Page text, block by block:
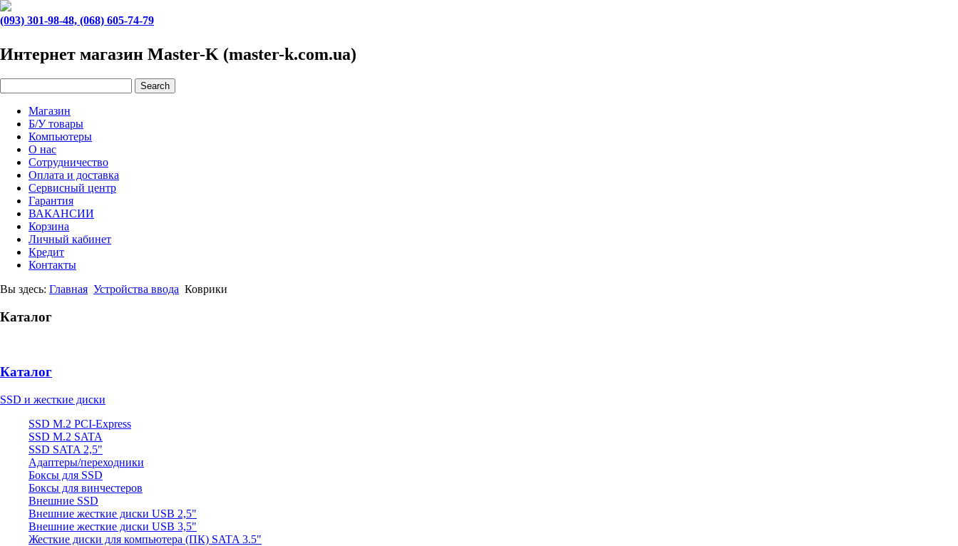
(093) 301-98-48, (068) 605-74-79
Интернет магазин Master-K (master-k.com.ua)
Магазин
Б/У товары
Компьютеры
О нас
Сотрудничество
Оплата и доставка
Сервисный центр
Гарантия
ВАКАНСИИ
Корзина
Личный кабинет
Кредит
Контакты
Вы здесь: Главная Устройства ввода Коврики
Каталог
Каталог
SSD и жесткие диски
SSD M.2 PCI-Express
SSD M.2 SATA
SSD SATA 2,5"
Адаптеры/переходники
Боксы для SSD
Боксы для винчестеров
Внешние SSD
Внешние жесткие диски USB 2,5"
Внешние жесткие диски USB 3,5"
Жесткие диски для компьютера (ПК) SATA 3.5"